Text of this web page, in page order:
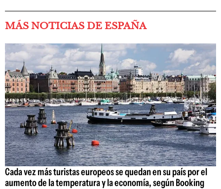
MÁS NOTICIAS DE ESPAÑA
Cada vez más turistas europeos se quedan en su país por el
aumento de la temperatura y la economía, según Booking